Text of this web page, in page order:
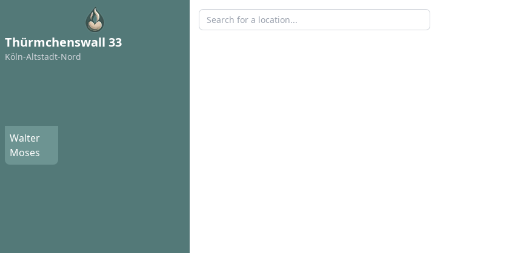
Thürmchenswall 33
Köln-Altstadt-Nord
Walter
Moses